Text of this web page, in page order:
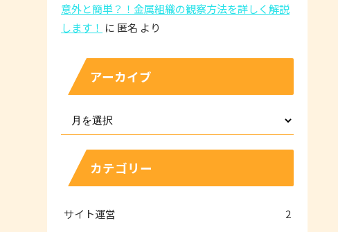
意外と簡単？！金属組織の観察方法を詳しく解説
します！ に 匿名 より
アーカイブ
カテゴリー
サイト運営 2